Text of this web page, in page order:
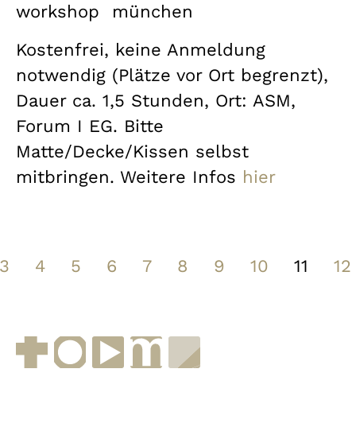
workshop
münchen
Kostenfrei, keine Anmeldung
notwendig (Plätze vor Ort begrenzt),
Dauer ca. 1,5 Stunden, Ort: ASM,
Forum I EG. Bitte
Matte/Decke/Kissen selbst
mitbringen. Weitere Infos hier
4 5 6 7 8 9 10 11 12
Facebook
Instagram
YouTubemuenchen.de
Museen in Bayern